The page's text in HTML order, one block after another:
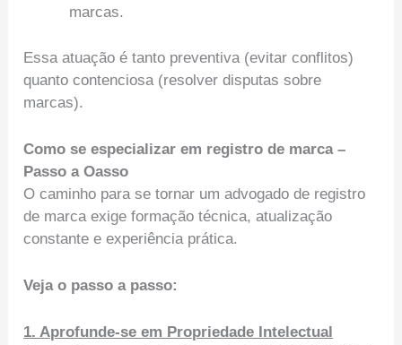
marcas.
Essa atuação é tanto preventiva (evitar conflitos)
quanto contenciosa (resolver disputas sobre
marcas).
Como se especializar em registro de marca –
Passo a Oasso
O caminho para se tornar um advogado de registro
de marca exige formação técnica, atualização
constante e experiência prática.
Veja o passo a passo:
1. Aprofunde-se em Propriedade Intelectual